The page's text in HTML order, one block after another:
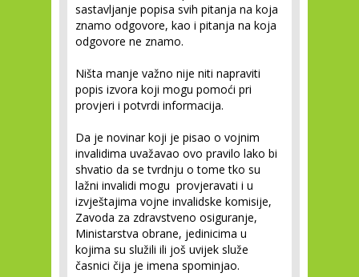
sastavljanje popisa svih pitanja na koja
znamo odgovore, kao i pitanja na koja
odgovore ne znamo.
Ništa manje važno nije niti napraviti
popis izvora koji mogu pomoći pri
provjeri i potvrdi informacija.
Da je novinar koji je pisao o vojnim
invalidima uvažavao ovo pravilo lako bi
shvatio da se tvrdnju o tome tko su
lažni invalidi mogu provjeravati i u
izvještajima vojne invalidske komisije,
Zavoda za zdravstveno osiguranje,
Ministarstva obrane, jedinicima u
kojima su služili ili još uvijek služe
časnici čija je imena spominjao.